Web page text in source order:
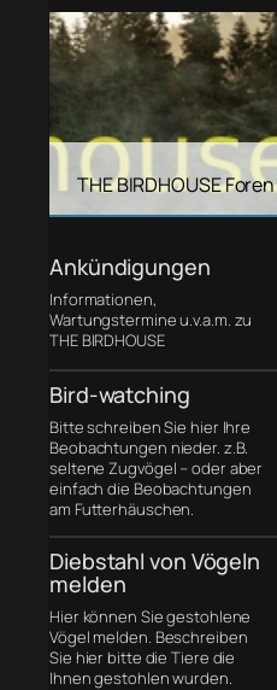
THE BIRDHOUSE Foren
Ankündigungen
Informationen,
Wartungstermine u.v.a.m. zu
THE BIRDHOUSE
Bird-watching
Bitte schreiben Sie hier Ihre
Beobachtungen nieder. z.B.
seltene Zugvögel – oder aber
einfach die Beobachtungen
am Futterhäuschen.
Diebstahl von Vögeln
melden
Hier können Sie gestohlene
Vögel melden. Beschreiben
Sie hier bitte die Tiere die
Ihnen gestohlen wurden.